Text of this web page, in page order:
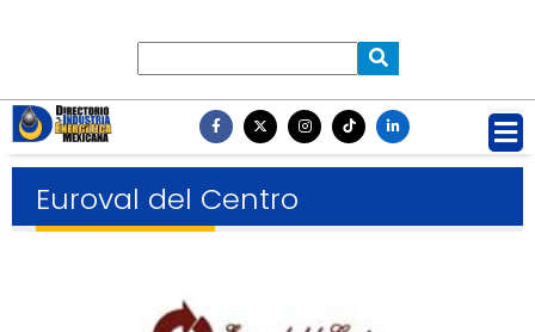
Euroval del Centro